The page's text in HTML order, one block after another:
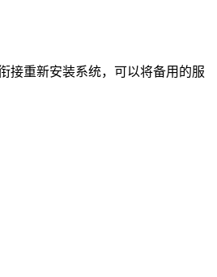
接重新安装系统，可以将备用的服